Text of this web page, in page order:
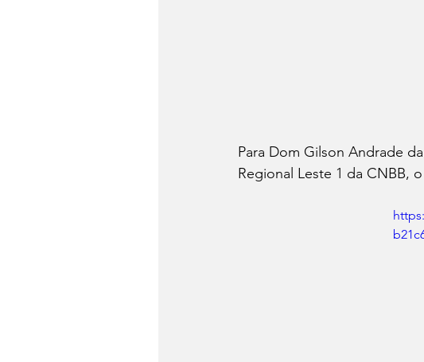
Para Dom Gilson Andrade
Regional Leste 1 da CNBB,